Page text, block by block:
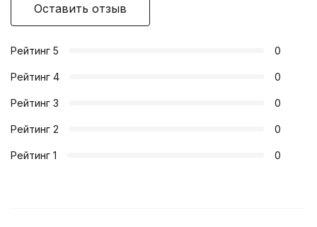
Оставить отзыв
Рейтинг 5 0
Рейтинг 4 0
Рейтинг 3 0
Рейтинг 2 0
Рейтинг 1 0